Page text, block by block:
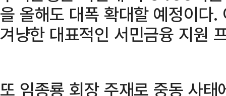
을 올해도 대폭 확대할 예정이다.
겨냥한 대표적인 서민금융 지원
또 임종룡 회장 주재로 중동 사